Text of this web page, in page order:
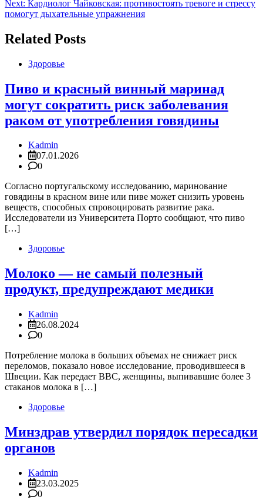
записям
Next: Кардиолог Чайковская: противостоять тревоге и стрессу
помогут дыхательные упражнения
Related Posts
Здоровье
Пиво и красный винный маринад
могут сократить риск заболевания
раком от употребления говядины
Kadmin
07.01.2026
0
Согласно португальскому исследованию, маринование
говядины в красном вине или пиве может снизить уровень
веществ, способных спровоцировать развитие рака.
Исследователи из Университета Порто сообщают, что пиво
[…]
Здоровье
Молоко — не самый полезный
продукт, предупреждают медики
Kadmin
26.08.2024
0
Потребление молока в больших объемах не снижает риск
переломов, показало новое исследование, проводившееся в
Швеции. Как передает BBC, женщины, выпивавшие более 3
стаканов молока в […]
Здоровье
Минздрав утвердил порядок пересадки
органов
Kadmin
23.03.2025
0